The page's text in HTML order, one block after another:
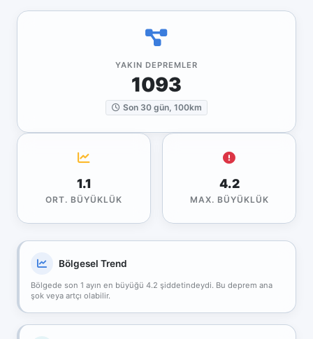
YAKIN DEPREMLER
1093
Son 30 gün, 100km
1.1
ORT. BÜYÜKLÜK
4.2
MAX. BÜYÜKLÜK
Bölgesel Trend
Bölgede son 1 ayın en büyüğü 4.2 şiddetindeydi. Bu deprem ana
şok veya artçı olabilir.